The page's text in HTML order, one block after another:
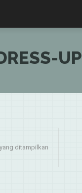
UP
ditampilkan